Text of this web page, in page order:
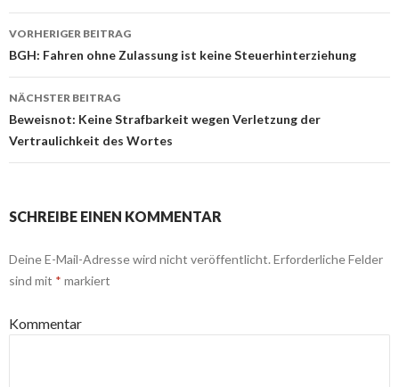
Beitrags-
Navigation
VORHERIGER BEITRAG
BGH: Fahren ohne Zulassung ist keine Steuerhinterziehung
NÄCHSTER BEITRAG
Beweisnot: Keine Strafbarkeit wegen Verletzung der
Vertraulichkeit des Wortes
SCHREIBE EINEN KOMMENTAR
Deine E-Mail-Adresse wird nicht veröffentlicht. Erforderliche Felder
sind mit * markiert
Kommentar